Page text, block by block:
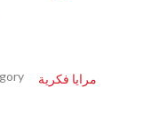
مرايا فكرية